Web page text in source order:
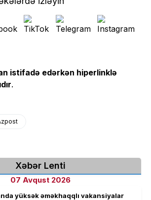
istifadə edərkən hiperlinklə
.
Xəbər Lenti
07 Avqust 2026
yüksək əməkhaqqlı vakansiyalar